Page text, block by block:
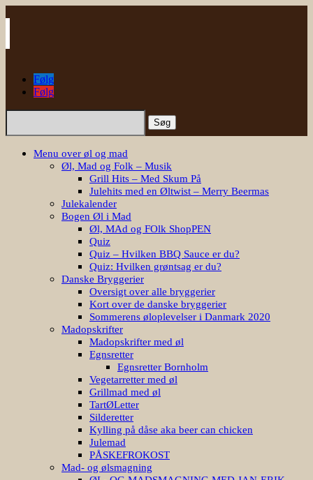
Følg
Følg
Søg
Menu over øl og mad
Øl, Mad og Folk – Musik
Grill Hits – Med Skum På
Julehits med en Øltwist – Merry Beermas
Julekalender
Bogen Øl i Mad
Øl, MAd og FOlk ShopPEN
Quiz
Quiz – Hvilken BBQ Sauce er du?
Quiz: Hvilken grøntsag er du?
Danske Bryggerier
Oversigt over alle bryggerier
Kort over de danske bryggerier
Sommerens øloplevelser i Danmark 2020
Madopskrifter
Madopskrifter med øl
Egnsretter
Egnsretter Bornholm
Vegetarretter med øl
Grillmad med øl
TartØLetter
Silderetter
Kylling på dåse aka beer can chicken
Julemad
PÅSKEFROKOST
Mad- og ølsmagning